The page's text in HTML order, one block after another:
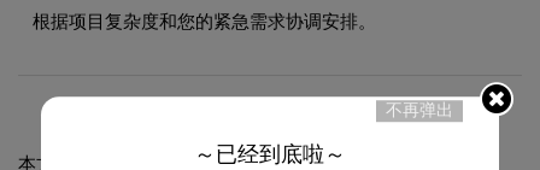
根据项目复杂度和您的紧急需求协调安排。
本文标题和链接 昊丽酒店标志设计含义及酒店品牌设计理念:
不再弹出
～已经到底啦～